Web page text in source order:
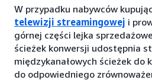
W przypadku nabywców
telewizji streamingowej i
górnej części lejka
ścieżek konwersji udostępnia
międzykanałowych ścieżek do
do odpowiedniego